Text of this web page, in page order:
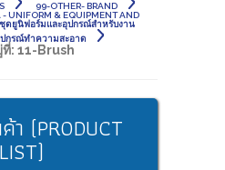
99-OTHER- BRAND
UNIFORM & EQUIPMENT AND
ชุดยูนิฟอร์มและอุปกรณ์สำหรับงาน
ปกรณ์ทำความสะอาด
: 11-Brush
า (PRODUCT
LIST)